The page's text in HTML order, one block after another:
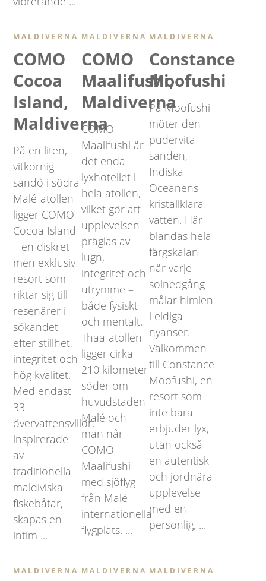
MALDIVERNA
COMO
Cocoa
Island,
Maldiverna
På en liten,
vitkornig
sandö i södra
Malé-atollen
ligger COMO
Cocoa Island
– en diskret
men exklusiv
resort som
riktar sig till
resenärer i
sökandet
efter stillhet,
integritet och
hög kvalitet.
Med endast
33
övervattensvillor,
inspirerade
av
traditionella
maldiviska
fiskebåtar,
skapas en
intim ...
MALDIVERNA
COMO
Maalifushi,
Maldiverna
COMO
Maalifushi är
det enda
lyxhotellet i
hela atollen,
vilket gör att
upplevelsen
präglas av
lugn,
integritet och
utrymme –
både fysiskt
och mentalt.
Thaa-atollen
ligger cirka
210 kilometer
söder om
huvudstaden
Malé och
man når
COMO
Maalifushi
med sjöflyg
från Malé
internationella
flygplats. ...
MALDIVERNA
Constance
Moofushi
På Moofushi
möter den
pudervita
sanden,
Indiska
Oceanens
kristallklara
vatten. Här
blandas hela
färgskalan
när varje
solnedgång
målar himlen
i eldiga
nyanser.
Välkommen
till Constance
Moofushi, en
resort som
inte bara
erbjuder lyx,
utan också
en autentisk
och jordnära
upplevelse
med en
personlig, ...
MALDIVERNA MALDIVERNA MALDIVERNA